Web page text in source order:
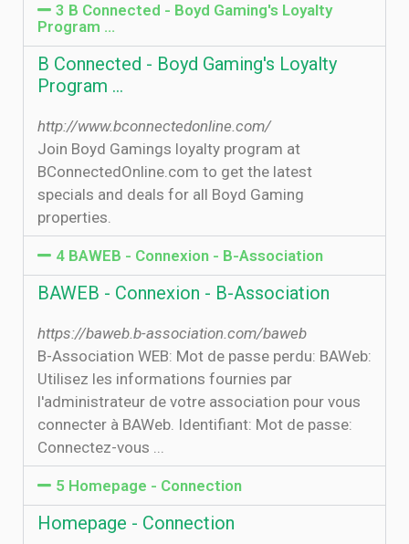
3 B Connected - Boyd Gaming's Loyalty
Program ...
B Connected - Boyd Gaming's Loyalty
Program ...
http://www.bconnectedonline.com/
Join Boyd Gamings loyalty program at
BConnectedOnline.com to get the latest
specials and deals for all Boyd Gaming
properties.
4 BAWEB - Connexion - B-Association
BAWEB - Connexion - B-Association
https://baweb.b-association.com/baweb
B-Association WEB: Mot de passe perdu: BAWeb:
Utilisez les informations fournies par
l'administrateur de votre association pour vous
connecter à BAWeb. Identifiant: Mot de passe:
Connectez-vous ...
5 Homepage - Connection
Homepage - Connection